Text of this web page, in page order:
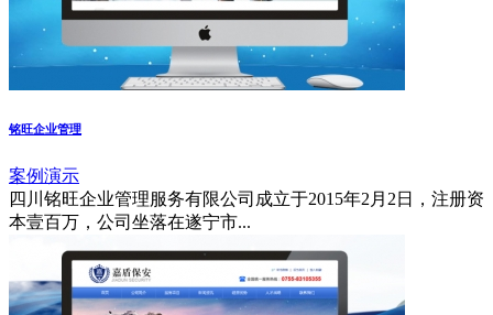
铭旺企业管理
案例演示
四川铭旺企业管理服务有限公司成立于2015年2月2日，注册资
本壹百万，公司坐落在遂宁市...